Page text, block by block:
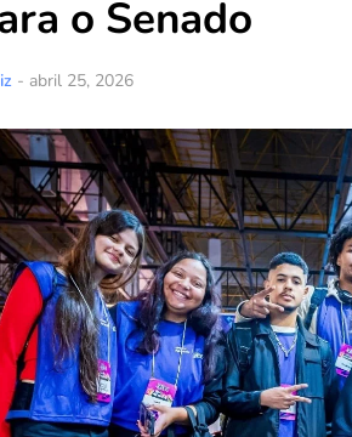
o Senado
- abril 25, 2026